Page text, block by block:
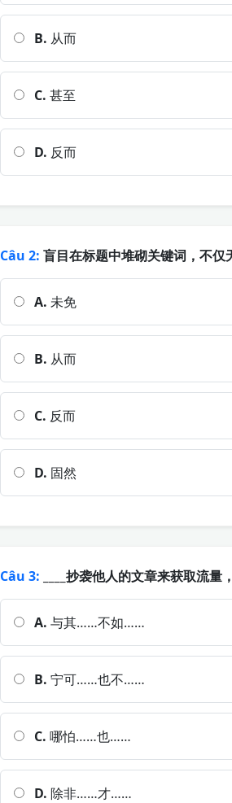
B. 从而
C. 甚至
D. 反而
Câu 2: 盲目在标题中堆砌关键词，不仅
A. 未免
B. 从而
C. 反而
D. 固然
Câu 3: ____抄袭他人的文章来获取流量
A. 与其……不如……
B. 宁可……也不……
C. 哪怕……也……
D. 除非……才……